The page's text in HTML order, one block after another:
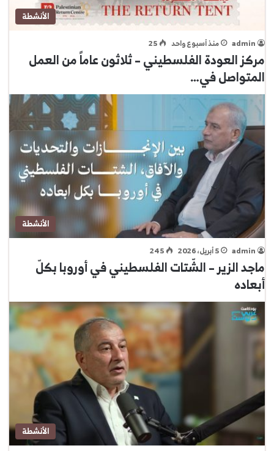
الأنشطة
admin منذ أسبوع واحد 25
مركز العودة الفلسطيني – ثلاثون عاماً من العمل
المتواصل في…
الأنشطة
admin 5 أبريل، 2026 245
ماجد الزير – الشّتات الفلسطيني في أوروبا بكلّ
أبعاده
الأنشطة